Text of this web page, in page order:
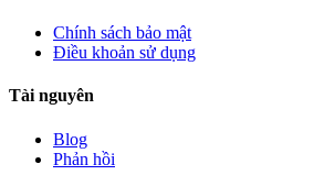
Chính sách bảo mật
Điều khoản sử dụng
Tài nguyên
Blog
Phản hồi